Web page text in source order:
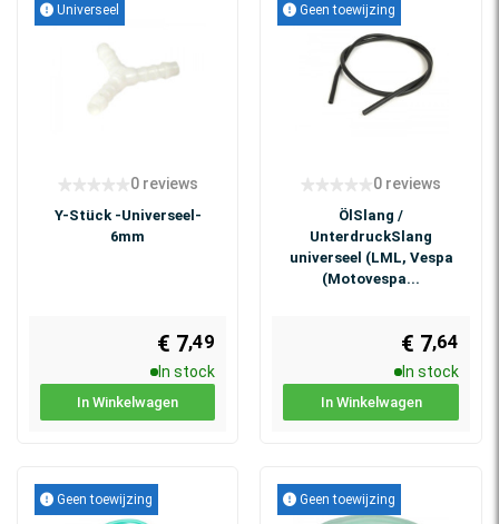
Universeel
0 reviews
Y-Stück -Universeel-
6mm
€ 7,49
In stock
In Winkelwagen
Geen toewijzing
0 reviews
ÖlSlang /
UnterdruckSlang
universeel (LML, Vespa
(Motovespa...
€ 7,64
In stock
In Winkelwagen
Geen toewijzing Geen toewijzing